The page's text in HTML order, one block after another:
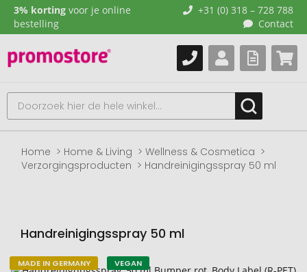
3% korting voor je online
bestelling
+31 (0) 318 – 728 788
Contact
Home Home & Living
Wellness & Cosmetica
Verzorgingsproducten
Handreinigingsspray 50 ml
Handreinigingsspray 50 ml
MADE IN GERMANY VEGAN